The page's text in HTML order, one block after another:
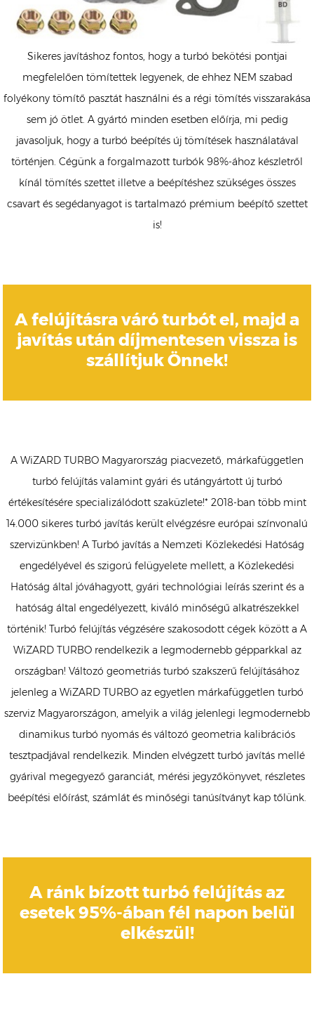
Sikeres javításhoz fontos, hogy a turbó bekötési pontjai
megfelelően tömítettek legyenek, de ehhez NEM szabad
folyékony tömítő pasztát használni és a régi tömítés visszarakása
sem jó ötlet. A gyártó minden esetben előírja, mi pedig
javasoljuk, hogy a turbó beépítés új tömítések használatával
történjen. Cégünk a forgalmazott turbók 98%-ához készletről
kínál tömítés szettet illetve a beépítéshez szükséges összes
csavart és segédanyagot is tartalmazó prémium beépítő szettet
is!
A felújításra váró turbót el, majd a
javítás után díjmentesen vissza is
szállítjuk Önnek!
A WiZARD TURBO Magyarország piacvezető, márkafüggetlen
turbó felújítás valamint gyári és utángyártott új turbó
értékesítésére specializálódott szaküzlete!* 2018-ban több mint
14.000 sikeres turbó javítás került elvégzésre európai színvonalú
szervizünkben! A Turbó javítás a Nemzeti Közlekedési Hatóság
engedélyével és szigorú felügyelete mellett, a Közlekedési
Hatóság által jóváhagyott, gyári technológiai leírás szerint és a
hatóság által engedélyezett, kiváló minőségű alkatrészekkel
történik! Turbó felújítás végzésére szakosodott cégek között a A
WiZARD TURBO rendelkezik a legmodernebb gépparkkal az
országban! Változó geometriás turbó szakszerű felújításához
jelenleg a WiZARD TURBO az egyetlen márkafüggetlen turbó
szerviz Magyarországon, amelyik a világ jelenlegi legmodernebb
dinamikus turbó nyomás és változó geometria kalibrációs
tesztpadjával rendelkezik. Minden elvégzett turbó javítás mellé
gyárival megegyező garanciát, mérési jegyzőkönyvet, részletes
beépítési előírást, számlát és minőségi tanúsítványt kap tőlünk.
A ránk bízott turbó felújítás az
esetek 95%-ában fél napon belül
elkészül!